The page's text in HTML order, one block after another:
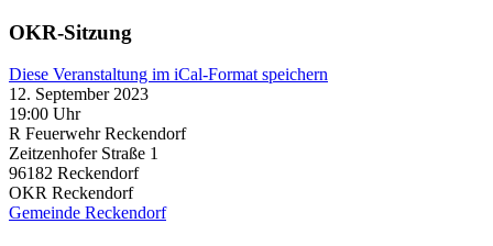
OKR-Sitzung
Diese Veranstaltung im iCal-Format speichern
12. September 2023
19:00 Uhr
R Feuerwehr Reckendorf
Zeitzenhofer Straße 1
96182 Reckendorf
OKR Reckendorf
Gemeinde Reckendorf